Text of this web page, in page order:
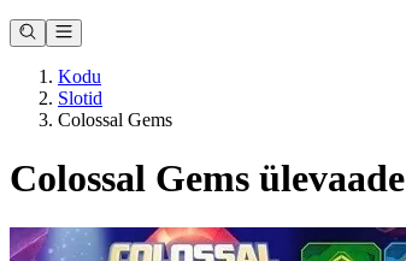
Kodu
Slotid
Colossal Gems
Colossal Gems ülevaade